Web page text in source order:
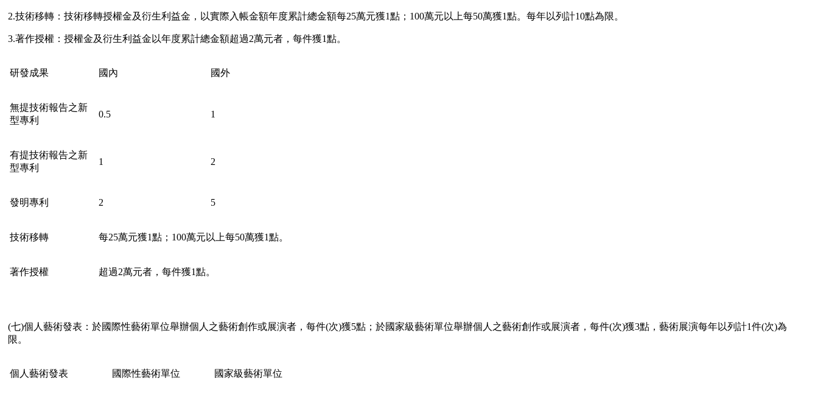
2.技術移轉：技術移轉授權金及衍生利益金，以實際入帳金額年度累計總金額每25萬元獲1點；100萬元以上每50萬獲1點。每年以列計10點為限。
3.著作授權：授權金及衍生利益金以年度累計總金額超過2萬元者，每件獲1點。
研發成果 國內 國外
無提技術報告之新
型專利
0.5 1
有提技術報告之新
型專利
1 2
發明專利 2 5
技術移轉 每25萬元獲1點；100萬元以上每50萬獲1點。
著作授權 超過2萬元者，每件獲1點。
(七)個人藝術發表：於國際性藝術單位舉辦個人之藝術創作或展演者，每件(次)獲5點；於國家級藝術單位舉辦個人之藝術創作或展演者，每件(次)獲3點，藝術展演每年以列計1件(次)為
限。
個人藝術發表 國際性藝術單位 國家級藝術單位